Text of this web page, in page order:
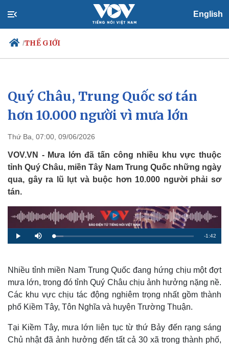
English
/THẾ GIỚI
Chính trị
Đảng
Tổ chức nhân sự
Nhận diện sự thật
Xã hội
Tin 24h
Dự báo thời tiết
Việc làm
Biển đảo
Quý Châu, Trung Quốc sơ tán
hơn 10.000 người vì mưa lớn
Thứ Ba, 07:00, 09/06/2026
VOV.VN - Mưa lớn đã tấn công nhiều khu vực thuộc
tỉnh Quý Châu, miền Tây Nam Trung Quốc những ngày
qua, gây ra lũ lụt và buộc hơn 10.000 người phải sơ
tán.
P
l
M
u
L
o
:
6
9
%
R
m
a
i
i
-1:42
Nhiều tỉnh miền Nam Trung Quốc đang hứng chịu một đợt
mưa lớn, trong đó tỉnh Quý Châu chịu ảnh hưởng nặng nề.
Các khu vực chịu tác động nghiêm trọng nhất gồm thành
phố Kiềm Tây, Tôn Nghĩa và huyện Trường Thuận.
Tại Kiềm Tây, mưa lớn liên tục từ thứ Bảy đến rạng sáng
Chủ nhật đã ảnh hưởng đến tất cả 30 xã trong thành phố,